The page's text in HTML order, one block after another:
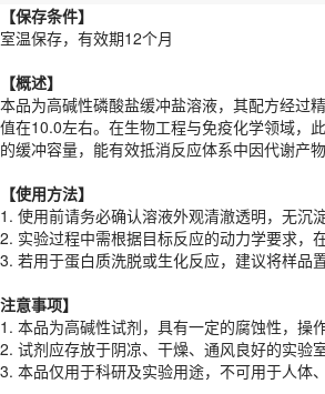
【概述】
【使用方法】
1. 使用前请务必确认溶液外观清澈透明，无沉
2. 实验过程中需根据目标反应的动力学要求，
3. 若用于蛋白质洗脱或生化反应，建议将样品
注意事项】
1. 本品为高碱性试剂，具有一定的腐蚀性，操
2. 试剂应存放于阴凉、干燥、通风良好的实验
3. 本品仅用于科研及实验用途，不可用于人体
产品规格
货期
1-2天
规格
500ml
应用领域
【保存条件】
室温保存，有效期12个月
【概述】
本品为高碱性磷酸盐缓冲盐溶液，其配方经过
值在10.0左右。在生物工程与免疫化学领域，
的缓冲容量，能有效抵消反应体系中因代谢产
【使用方法】
1. 使用前请务必确认溶液外观清澈透明，无沉
2. 实验过程中需根据目标反应的动力学要求，
3. 若用于蛋白质洗脱或生化反应，建议将样品
注意事项】
1. 本品为高碱性试剂，具有一定的腐蚀性，操
2. 试剂应存放于阴凉、干燥、通风良好的实验
3. 本品仅用于科研及实验用途，不可用于人体